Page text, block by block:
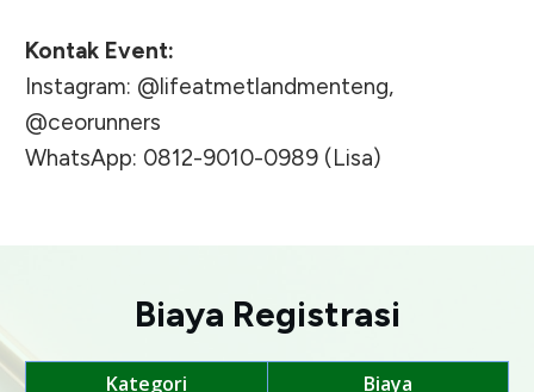
Kontak Event:
Instagram: @lifeatmetlandmenteng,
@ceorunners
WhatsApp: 0812-9010-0989 (Lisa)
Biaya Registrasi
Kategori Biaya